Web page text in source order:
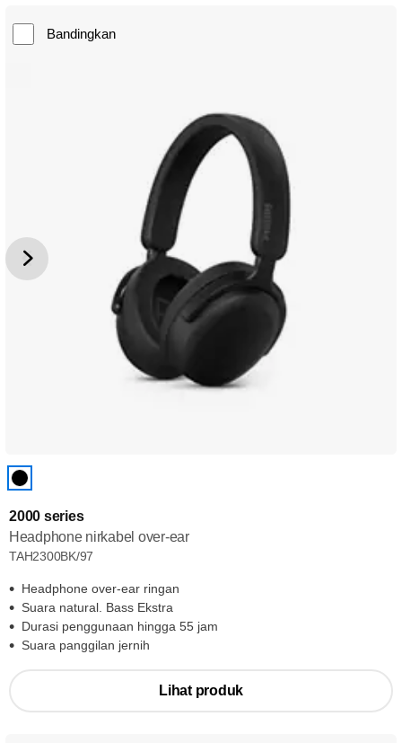
Bandingkan
2000 series
Headphone nirkabel over-ear
TAH2300BK/97
Headphone over-ear ringan
Suara natural. Bass Ekstra
Durasi penggunaan hingga 55 jam
Suara panggilan jernih
Lihat produk